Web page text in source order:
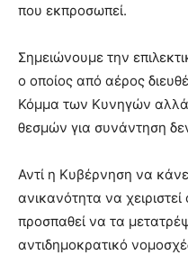
που εκπροσωπεί.
Σημειώνουμε την
ο οποίος από αέρος
Κόμμα των Κυνηγών
θεσμών για συνάντηση
Αντί η Κυβέρνηση να
ανικανότητα να
προσπαθεί να τα
αντιδημοκρατικό